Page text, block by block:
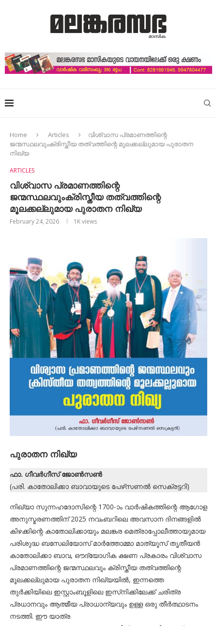
Home Articles
വിശ്വാസ പ്രമാണത്തിന്റെ
ജന്മസ്ഥലവുംക്രിസ്തീയ തത്വത്തിന്റെ മൂലക്കല്ലുമായ പുരാതന
നിഖ്യ
ARTICLES
വിശ്വാസ പ്രമാണത്തിന്റെ
ജന്മസ്ഥലവുംക്രിസ്തീയ തത്വത്തിന്റെ
മൂലക്കല്ലുമായ പുരാതന നിഖ്യ
February 24, 2026 1Kviews
പുരാതന നിഖ്യ
ഫാ. ഗീവര്‍ഗീസ് ജോണ്‍സണ്‍
(പരി. കാതോലിക്കാ ബാവായുടെ പേഴ്‌സണല്‍ സെക്രട്ടറി)
നിഖ്യാ സുന്നഹദോസിന്റെ 1700-ാം വാര്‍ഷികത്തിന്റെ ആഗോള
അനുസ്മരണത്തിന് 2025 നവംബറിലെ അവസാന ദിനങ്ങളില്‍
കിഴക്കിന്റെ കാതോലിക്കായും മലങ്കര മെത്രാപ്പോലീത്തായുമായ
പരിശുദ്ധ ബസേലിയോസ് മാര്‍ത്തോമ്മാ മാത്യൂസ് തൃതീയന്‍
കാതോലിക്കാ ബാവ, ഔദ്യോഗിക ക്ഷണ പ്രകാരം വിശ്വാസ
പ്രമാണത്തിന്റെ ജന്മസ്ഥലവും ക്രിസ്തീയ തത്വത്തിന്റെ
മൂലക്കല്ലുമായ പുരാതന നിഖ്യയില്‍, ഇന്നത്തെ
തുര്‍ക്കിയിലെ ഇസ്റ്റാംബൂളിലെ ഇസ്‌നിക്കിലേക്ക് ചരിത്ര
പ്രധാനവും ആത്മീയ പ്രാധാന്യവും ഉള്ള ഒരു തീര്‍ത്ഥാടനം
നടത്തി. ഈ യാത്ര